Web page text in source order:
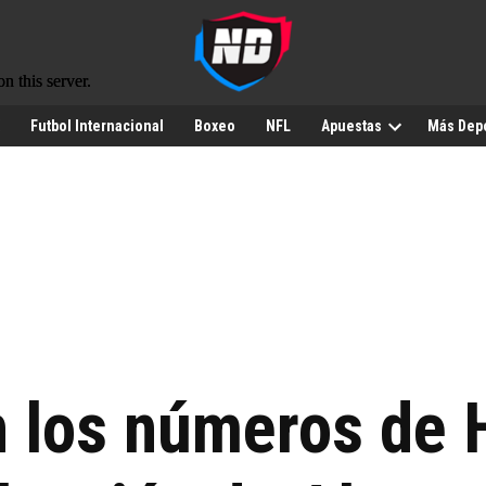
Futbol Internacional Boxeo NFL Apuestas Más
los números de